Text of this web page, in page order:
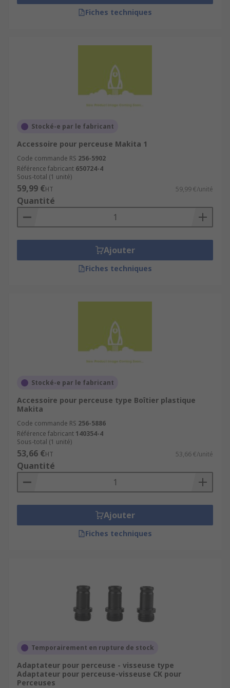
Fiches techniques
Stocké-e par le fabricant
Accessoire pour perceuse Makita 1
Code commande RS 256-5902
Référence fabricant 650724-4
Sous-total (1 unité)
59,99 €HT 59,99 €/unité
Quantité
Ajouter
Fiches techniques
Stocké-e par le fabricant
Accessoire pour perceuse type Boîtier plastique
Makita
Code commande RS 256-5886
Référence fabricant 140354-4
Sous-total (1 unité)
53,66 €HT 53,66 €/unité
Quantité
Ajouter
Fiches techniques
Temporairement en rupture de stock
Adaptateur pour perceuse - visseuse type
Adaptateur pour perceuse-visseuse CK pour
Perceuses